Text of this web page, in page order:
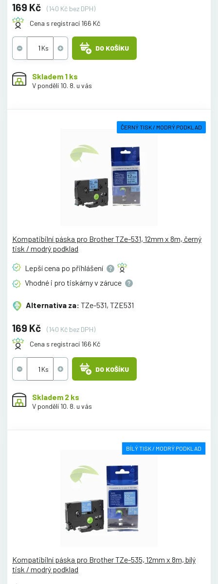
169 Kč
(140 Kč bez DPH)
Cena s registrací 166 Kč
DO KOŠÍKU
Skladem 1 ks
V pondělí 10. 8. u vás
ČERNÝ TISK / MODRÝ PODKLAD
Kompatibilní páska pro Brother TZe-531, 12mm x 8m, černý
tisk / modrý podklad
Lepší cena po přihlášení
Vhodné i pro tiskárny v záruce
Alternativa za: TZe-531, TZE531
169 Kč
(140 Kč bez DPH)
Cena s registrací 166 Kč
DO KOŠÍKU
Skladem 2 ks
V pondělí 10. 8. u vás
BÍLÝ TISK / MODRÝ PODKLAD
Kompatibilní páska pro Brother TZe-535, 12mm x 8m, bílý
tisk / modrý podklad